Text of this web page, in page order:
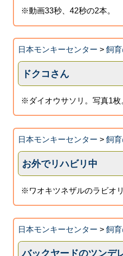
※動画33秒、42秒の2本。
日本モンキーセンター > 飼
ドクコさん
※ダイオウサソリ。写真1枚
日本モンキーセンター > 飼
お外でリハビリ中
※ワオキツネザルのラビオ
日本モンキーセンター > 飼
バックヤードのツンデ